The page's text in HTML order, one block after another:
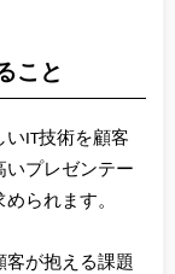
こと
IT技術を顧客
いプレゼンテー
られます。
客が抱える課題